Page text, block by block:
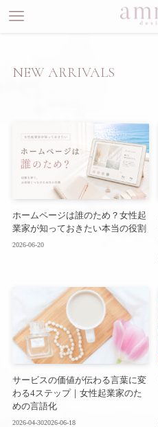
NEW ARRIVALS
ホームページは誰のため？女性起
業家が知っておきたい本当の役割
2026-06-20
サービスの価値が伝わる言葉に変
わる4ステップ｜女性起業家のた
めの言語化
2026-04-302026-06-18